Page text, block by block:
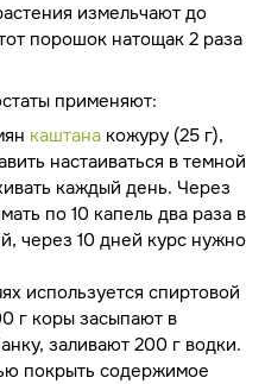
измельчают до
порошок натощак 2 раза
применяют:
каштана кожуру (25 г),
настаиваться в темной
каждый день. Через
по 10 капель два раза в
через 10 дней курс нужно
используется спиртовой
г коры засыпают в
заливают 200 г водки.
покрыть содержимое